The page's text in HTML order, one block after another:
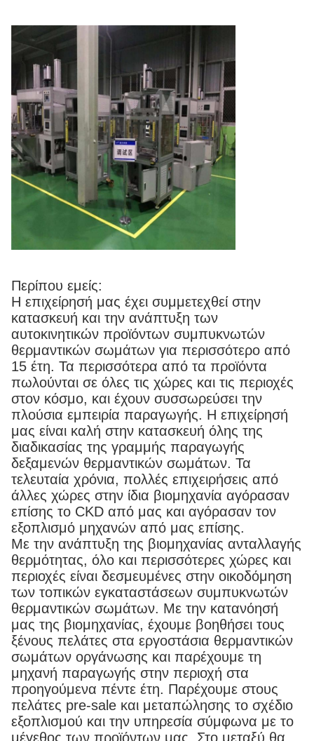
Περίπου εμείς:
Η επιχείρησή μας έχει συμμετεχθεί στην
κατασκευή και την ανάπτυξη των
αυτοκινητικών προϊόντων συμπυκνωτών
θερμαντικών σωμάτων για περισσότερο από
15 έτη. Τα περισσότερα από τα προϊόντα
πωλούνται σε όλες τις χώρες και τις περιοχές
στον κόσμο, και έχουν συσσωρεύσει την
πλούσια εμπειρία παραγωγής. Η επιχείρησή
μας είναι καλή στην κατασκευή όλης της
διαδικασίας της γραμμής παραγωγής
δεξαμενών θερμαντικών σωμάτων. Τα
τελευταία χρόνια, πολλές επιχειρήσεις από
άλλες χώρες στην ίδια βιομηχανία αγόρασαν
επίσης το CKD από μας και αγόρασαν τον
εξοπλισμό μηχανών από μας επίσης.
Με την ανάπτυξη της βιομηχανίας ανταλλαγής
θερμότητας, όλο και περισσότερες χώρες και
περιοχές είναι δεσμευμένες στην οικοδόμηση
των τοπικών εγκαταστάσεων συμπυκνωτών
θερμαντικών σωμάτων. Με την κατανόησή
μας της βιομηχανίας, έχουμε βοηθήσει τους
ξένους πελάτες στα εργοστάσια θερμαντικών
σωμάτων οργάνωσης και παρέχουμε τη
μηχανή παραγωγής στην περιοχή στα
προηγούμενα πέντε έτη. Παρέχουμε στους
πελάτες pre-sale και μεταπώλησης το σχέδιο
εξοπλισμού και την υπηρεσία σύμφωνα με το
μέγεθος των προϊόντων μας. Στο μεταξύ θα